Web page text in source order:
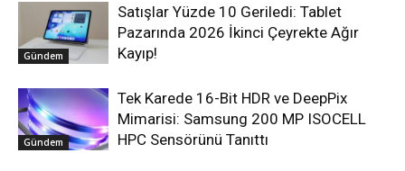
Gündem
Satışlar Yüzde 10 Geriledi: Tablet
Pazarında 2026 İkinci Çeyrekte Ağır
Kayıp!
Gündem
Tek Karede 16-Bit HDR ve DeepPix
Mimarisi: Samsung 200 MP ISOCELL
HPC Sensörünü Tanıttı